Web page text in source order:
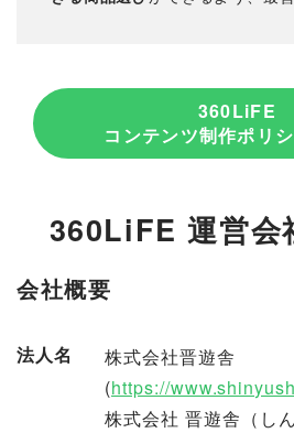
360LiFE
コンテンツ制作ポリ
360LiFE 運営会
会社概要
法人名
株式会社晋遊舎
(https://
株式会社 晋遊舎（し